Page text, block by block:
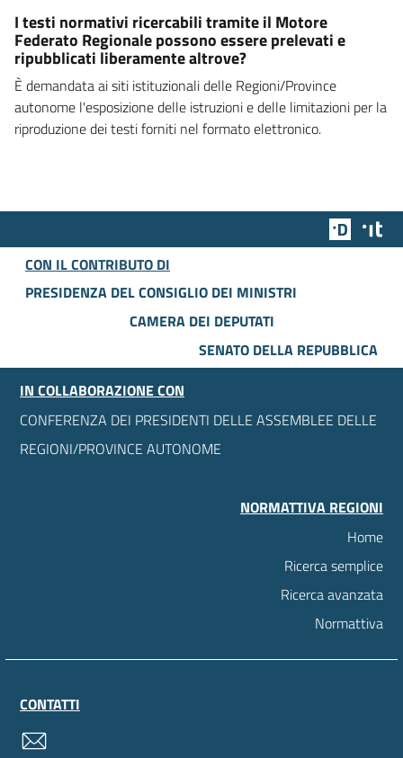
I testi normativi ricercabili tramite il Motore
Federato Regionale possono essere prelevati e
ripubblicati liberamente altrove?
È demandata ai siti istituzionali delle Regioni/Province
autonome l'esposizione delle istruzioni e delle limitazioni per la
riproduzione dei testi forniti nel formato elettronico.
Team
CON IL CONTRIBUTO DI
PRESIDENZA DEL CONSIGLIO DEI MINISTRI
CAMERA DEI DEPUTATI
SENATO DELLA REPUBBLICA
IN COLLABORAZIONE CON
CONFERENZA DEI PRESIDENTI DELLE ASSEMBLEE DELLE
REGIONI/PROVINCE AUTONOME
NORMATTIVA REGIONI
Home
Ricerca semplice
Ricerca avanzata
Normattiva
CONTATTI